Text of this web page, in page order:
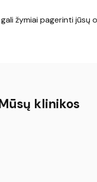
žymiai pagerinti jūsų
klinikos